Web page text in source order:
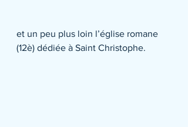
et un peu plus loin l’église romane
(12è) dédiée à Saint Christophe.